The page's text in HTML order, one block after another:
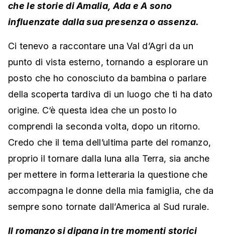
che le storie di Amalia, Ada e A sono
influenzate dalla sua presenza o assenza.
Ci tenevo a raccontare una Val d’Agri da un
punto di vista esterno, tornando a esplorare un
posto che ho conosciuto da bambina o parlare
della scoperta tardiva di un luogo che ti ha dato
origine. C‘è questa idea che un posto lo
comprendi la seconda volta, dopo un ritorno.
Credo che il tema dell’ultima parte del romanzo,
proprio il tornare dalla luna alla Terra, sia anche
per mettere in forma letteraria la questione che
accompagna le donne della mia famiglia, che da
sempre sono tornate dall’America al Sud rurale.
Il romanzo si dipana in tre momenti storici